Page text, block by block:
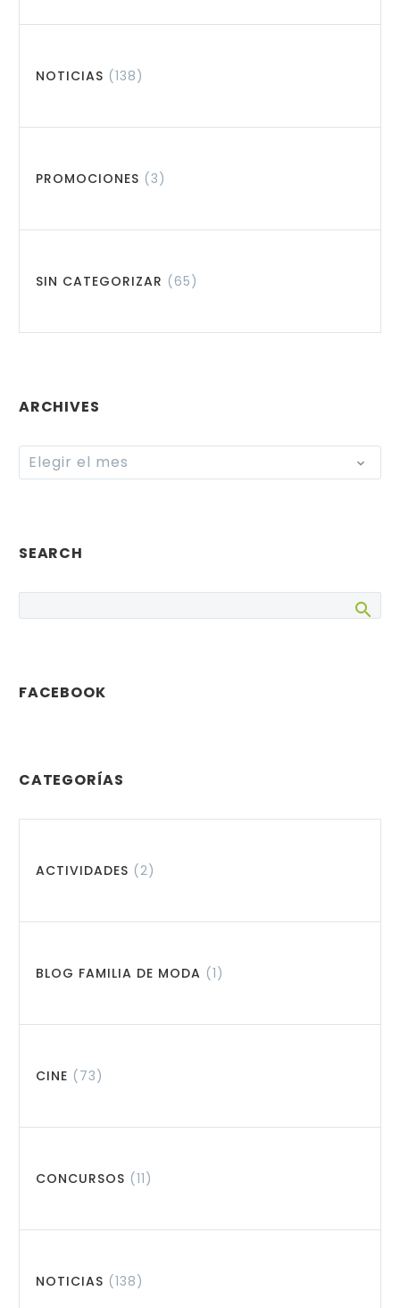
NOTICIAS (138)
PROMOCIONES (3)
SIN CATEGORIZAR (65)
ARCHIVES
Archives
Elegir el mes
SEARCH
FACEBOOK
CATEGORÍAS
ACTIVIDADES (2)
BLOG FAMILIA DE MODA (1)
CINE (73)
CONCURSOS (11)
NOTICIAS (138)